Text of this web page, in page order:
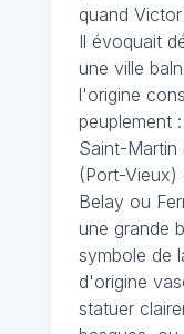
quand
Il évoquait
une ville
l'origine
peuplement
Saint-
(Port-Vieux)
Belay ou
une grande
symbole de
d'origine
statuer